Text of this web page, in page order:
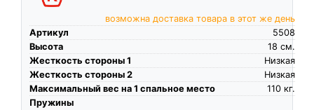
возможна доставка товара в этот же день
Артикул
5508
Высота
см.
18
Жесткость стороны 1
Низкая
Жесткость стороны 2
Низкая
Максимальный вес на 1 спальное место
кг.
110
Пружины